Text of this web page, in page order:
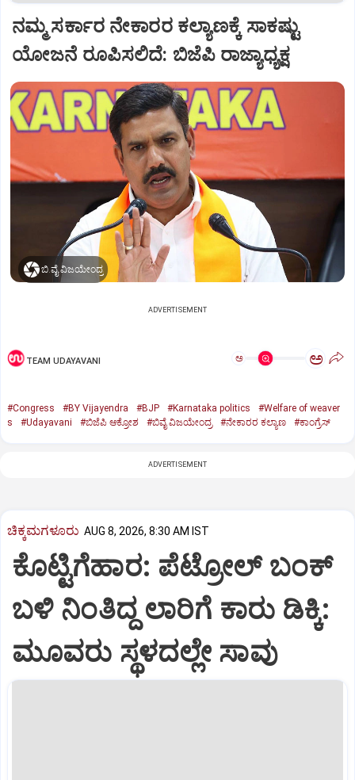
ನಮ್ಮ ಸರ್ಕಾರ ನೇಕಾರರ ಕಲ್ಯಾಣಕ್ಕೆ ಸಾಕಷ್ಟು
ಯೋಜನೆ ರೂಪಿಸಲಿದೆ: ಬಿಜೆಪಿ ರಾಜ್ಯಾಧ್ಯಕ್ಷ
ಬಿ.ವೈ.ವಿಜಯೇಂದ್ರ
ADVERTISEMENT
TEAM UDAYAVANI ಅ ಅ
#Congress #BY Vijayendra #BJP #Karnataka politics
#Welfare of weaver
s
#Udayavani #ಬಿಜೆಪಿ ಆಕ್ರೋಶ #ಬಿವೈ ವಿಜಯೇಂದ್ರ #ನೇಕಾರರ ಕಲ್ಯಾಣ #ಕಾಂಗ್ರೆಸ್‌
ADVERTISEMENT
ಚಿಕ್ಕಮಗಳೂರು AUG 8, 2026, 8:30 AM IST
ಕೊಟ್ಟಿಗೆಹಾರ: ಪೆಟ್ರೋಲ್ ಬಂಕ್
ಬಳಿ ನಿಂತಿದ್ದ ಲಾರಿಗೆ ಕಾರು ಡಿಕ್ಕಿ:
ಮೂವರು ಸ್ಥಳದಲ್ಲೇ ಸಾವು